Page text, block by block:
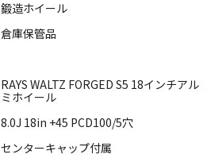
鍛造ホイール
倉庫保管品
RAYS WALTZ FORGED S5 18インチアル
ミホイール
8.0J 18in +45 PCD100/5穴
センターキャップ付属